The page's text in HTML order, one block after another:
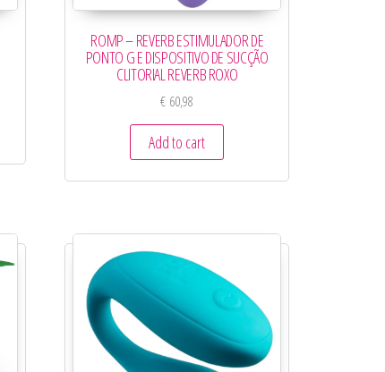
ROMP – REVERB ESTIMULADOR DE
PONTO G E DISPOSITIVO DE SUCÇÃO
CLITORIAL REVERB ROXO
€ 60,98
Add to cart